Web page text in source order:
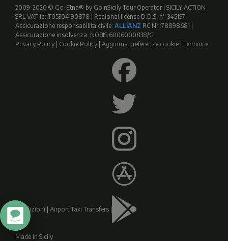
2009-2026 © Go-Etna® by GoinSicily Tour Operator | SICILY ACTION
SRL VAT-id:IT05304190878 | Regional license D.D.S. n° 3451S7
Assicurazione responsabilita civile: ALLIANZ RC Nr.:78898681 |
Assicurazione insolvenza: NOBIS 6006000838/G
Privacy Policy | Cookie Policy | Aggiorna preferenze cookie | Termini e
condizioni | Airport Taxi Transfers |
Made in Sicily